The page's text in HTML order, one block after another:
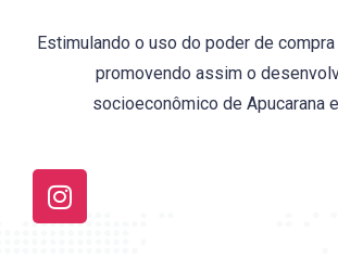
Estimulando o uso do poder de
promovendo assim o
socioeconômico de Apucarana